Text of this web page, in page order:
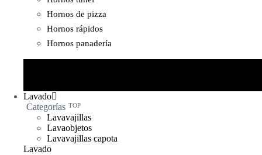
Hornos de pizza
Hornos rápidos
Hornos panadería
Lavado
Categorías TOP
Lavavajillas
Lavaobjetos
Lavavajillas capota
Lavado